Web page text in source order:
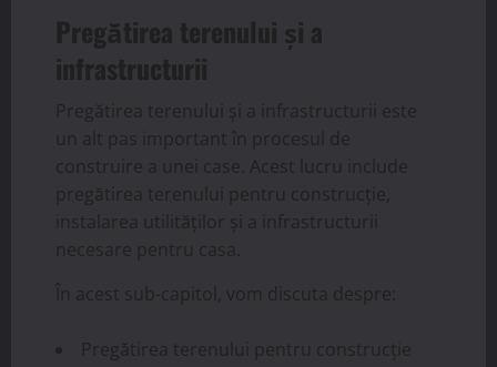
Pregătirea terenului și a
infrastructurii
Pregătirea terenului și a infrastructurii este
un alt pas important în procesul de
construire a unei case. Acest lucru include
pregătirea terenului pentru construcție,
instalarea utilităților și a infrastructurii
necesare pentru casa.
În acest sub-capitol, vom discuta despre:
Pregătirea terenului pentru construcție